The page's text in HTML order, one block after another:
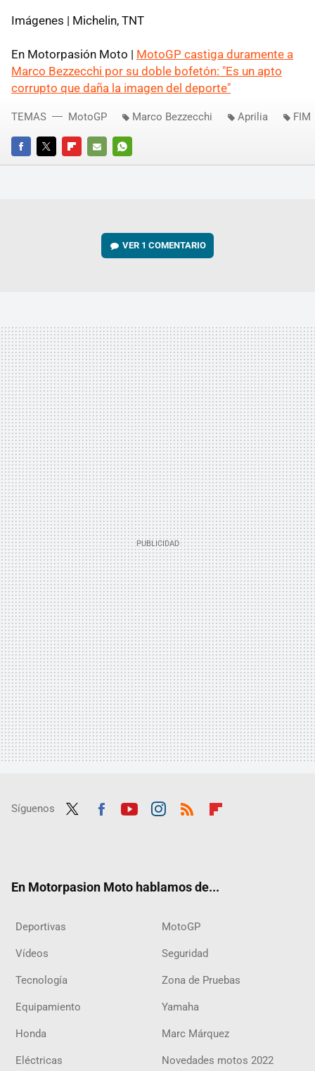
Imágenes | Michelin, TNT
En Motorpasión Moto | MotoGP castiga duramente a
Marco Bezzecchi por su doble bofetón: "Es un apto
corrupto que daña la imagen del deporte"
FACEBOOKTWITTERFLIPBOARD
E-
WHATSAPP
TEMAS MotoGP Marco Bezzecchi Aprilia FIM
VER 1 COMENTARIO
Síguenos
En Motorpasion Moto hablamos de...
Deportivas MotoGP
Vídeos Seguridad
Tecnología Zona de Pruebas
Equipamiento Yamaha
Honda Marc Márquez
Eléctricas Novedades motos 2022